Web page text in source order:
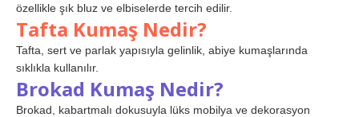
özellikle şık bluz ve elbiselerde tercih edilir.
Tafta Kumaş Nedir?
Tafta, sert ve parlak yapısıyla gelinlik, abiye kumaşlarında
sıklıkla kullanılır.
Brokad Kumaş Nedir?
Brokad, kabartmalı dokusuyla lüks mobilya ve dekorasyon